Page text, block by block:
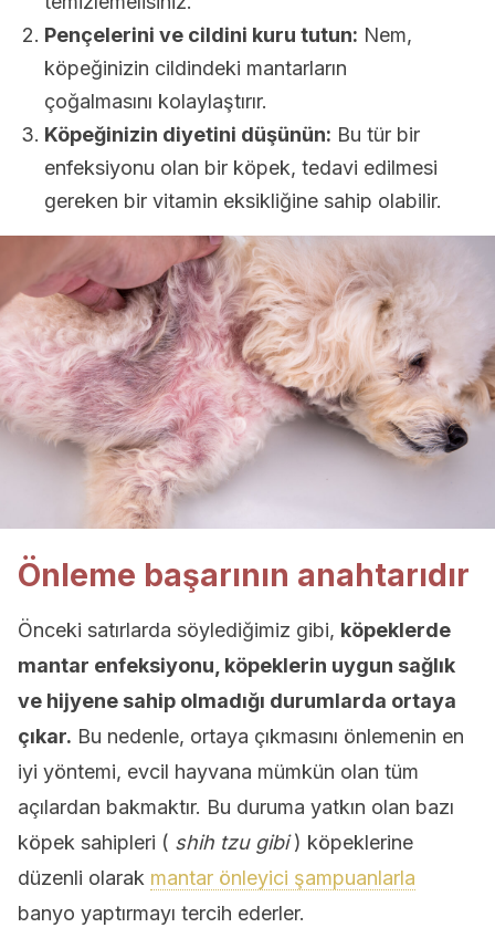
Pençelerini ve cildini kuru tutun: Nem,
köpeğinizin cildindeki mantarların
çoğalmasını kolaylaştırır.
Köpeğinizin diyetini düşünün: Bu tür bir
enfeksiyonu olan bir köpek, tedavi edilmesi
gereken bir vitamin eksikliğine sahip olabilir.
Önleme başarının anahtarıdır
Önceki satırlarda söylediğimiz gibi, köpeklerde
mantar enfeksiyonu, köpeklerin uygun sağlık
ve hijyene sahip olmadığı durumlarda ortaya
çıkar. Bu nedenle, ortaya çıkmasını önlemenin en
iyi yöntemi, evcil hayvana mümkün olan tüm
açılardan bakmaktır. Bu duruma yatkın olan bazı
köpek sahipleri ( shih tzu gibi) köpeklerine
düzenli olarak mantar önleyici şampuanlarla
banyo yaptırmayı tercih ederler.